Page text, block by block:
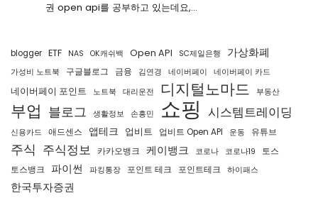
권 open api를 공부하고 있는데요,…
blogger ETF NAS OK캐쉬백 Open API SC제일은행 가상화폐
가성비 노트북 구글블로그 금융 김연경 네이버페이 네이버페이 카드
네이버페이 포인트 노트북 대리운전 디지털노마드 부동산
부업 블로그 생활정보 손흥민 쇼핑 시스템트레이딩
신용카드 애드센스 앱테크 업비트 업비트 Open API 운동 유튜브
주식 주식정보 카카오뱅크 케이뱅크 코로나 코로나19
토스
토스뱅크
파이썬 파킹통장 포인트 테크 포인트테크 하이패스
한국투자증권